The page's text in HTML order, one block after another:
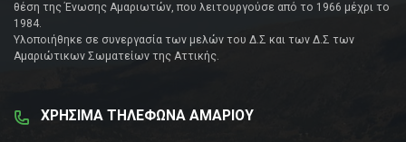
θέση της Ένωσης Αμαριωτών, που λειτουργούσε από το 1966 μέχρι το
1984.
Υλοποιήθηκε σε συνεργασία των μελών του Δ.Σ και των Δ.Σ των
Αμαριώτικων Σωματείων της Αττικής.
ΧΡΗΣΙΜΑ ΤΗΛΕΦΩΝΑ ΑΜΑΡΙΟΥ